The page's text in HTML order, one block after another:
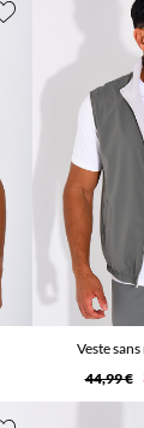
Veste
44,99 €